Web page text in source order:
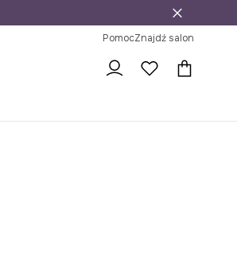
PomocZnajdź salon